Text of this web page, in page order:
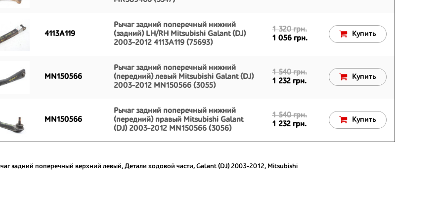
4113A119
Рычаг задний поперечный нижний
(задний) LH/RH Mitsubishi Galant (DJ)
2003-2012 4113A119 (75693)
1 320 грн.
1 056 грн.
Купить
MN150566
Рычаг задний поперечный нижний
(передний) левый Mitsubishi Galant (DJ)
2003-2012 MN150566 (3055)
1 540 грн.
1 232 грн.
Купить
MN150566
Рычаг задний поперечный нижний
(передний) правый Mitsubishi Galant
(DJ) 2003-2012 MN150566 (3056)
1 540 грн.
1 232 грн.
Купить
задний поперечный верхний левый, Детали ходовой части, Galant (DJ) 2003-2012, Mitsubishi